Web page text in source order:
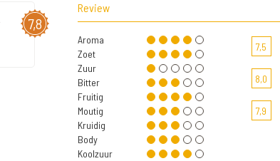
7,8
Review
Aroma
Zoet
Zuur
Bitter
Fruitig
Moutig
Kruidig
Body
Koolzuur
7,5
8,0
7,9